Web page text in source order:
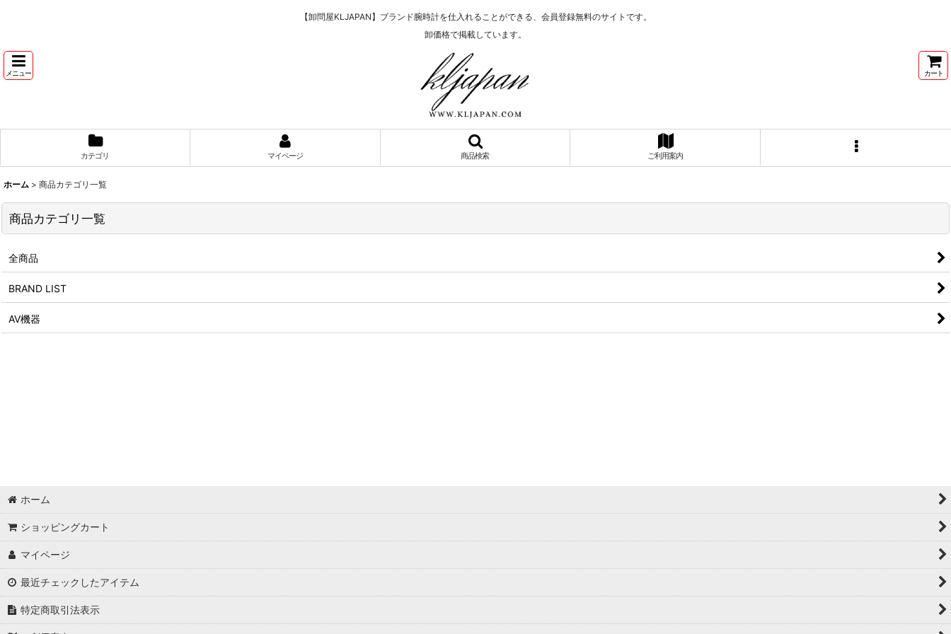
【卸問屋KLJAPAN】ブランド腕時計を仕入れることができる、会員登録無料のサイトです。
卸価格で掲載しています。
メニュー カート
カテゴリ マイページ 商品検索 ご利用案内
ホーム > 商品カテゴリ一覧
商品カテゴリ一覧
全商品
BRAND LIST
AV機器
ホーム
ショッピングカート
マイページ
最近チェックしたアイテム
特定商取引法表示